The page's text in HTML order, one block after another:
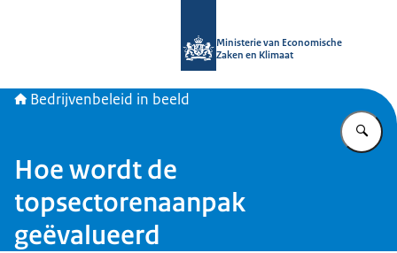
Ministerie van Economische
Zaken en Klimaat
Bedrijvenbeleid in beeld
Hoe wordt de
topsectorenaanpak
geëvalueerd